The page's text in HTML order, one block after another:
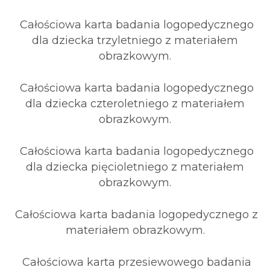
Całościowa karta badania logopedycznego
dla dziecka trzyletniego z materiałem
obrazkowym.
Całościowa karta badania logopedycznego
dla dziecka czteroletniego z materiałem
obrazkowym.
Całościowa karta badania logopedycznego
dla dziecka pięcioletniego z materiałem
obrazkowym.
Całościowa karta badania logopedycznego z
materiałem obrazkowym.
Całościowa karta przesiewowego badania